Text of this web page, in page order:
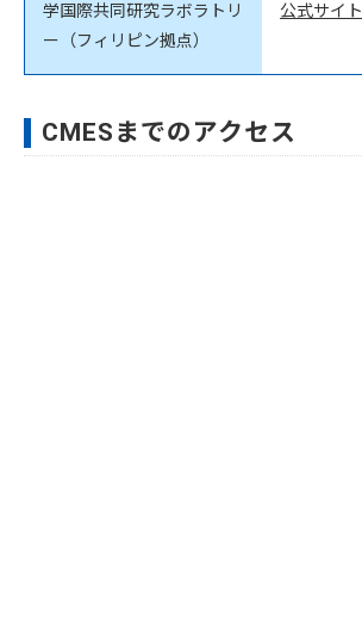
学国際共同研究ラボラトリ
ー（フィリピン拠点）
公式サイト
CMESまでのアクセス